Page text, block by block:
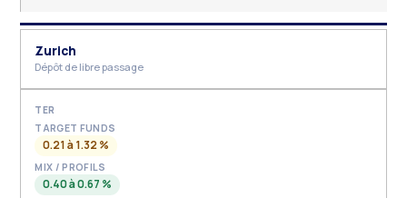
Zurich
Dépôt de libre passage
TARGET FUNDS
0.21 à 1.32 %
MIX / PROFILS
0.40 à 0.67 %